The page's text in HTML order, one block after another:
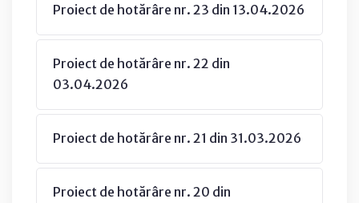
Proiect de hotărâre nr. 23 din 13.04.2026
Proiect de hotărâre nr. 22 din
03.04.2026
Proiect de hotărâre nr. 21 din 31.03.2026
Proiect de hotărâre nr. 20 din